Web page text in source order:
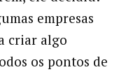
empresas
criar algo
os pontos de